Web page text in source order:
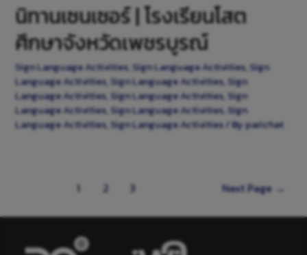
นิทานเซนเซอร์ | โรงเรียนโสต
ศึกษาจังหวัดเพชรบูรณ์
Sign Language Activities, Sign Language Activities, Sign
Language Activities, Sign Language Activities, Sign
Language Activities, Sign Language Activities, Sign
Language Activities, Sign Language Activities, Sign
Language Activities, Sign Language Activities/ Byparichat
1 2 3 Next Page →